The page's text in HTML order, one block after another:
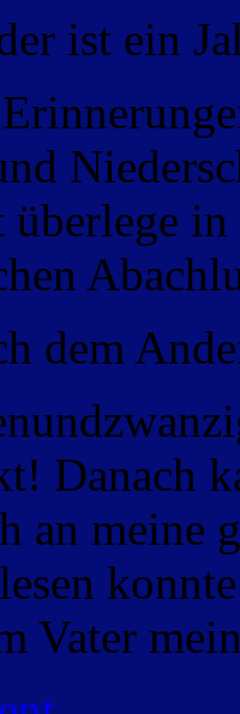
ist ein
dem
Danach
an meine
Vater